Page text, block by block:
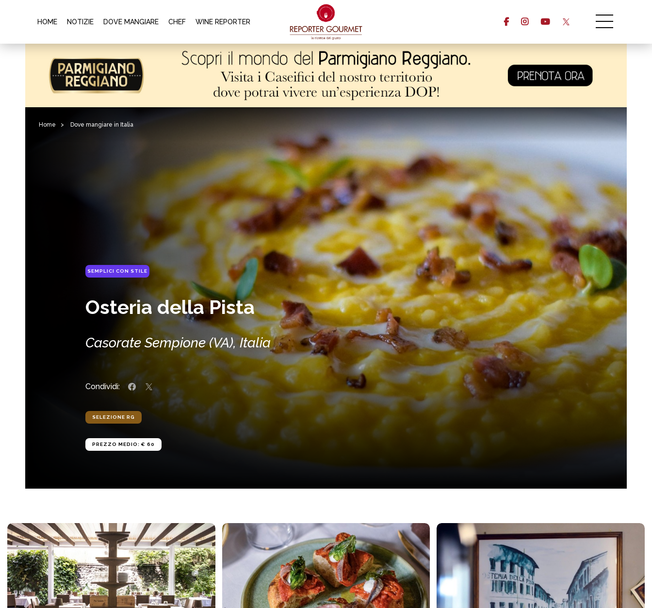
HOME NOTIZIE DOVE MANGIARE CHEF WINE REPORTER
Home > Dove mangiare in Italia
SEMPLICI CON STILE
Osteria della Pista
Casorate Sempione (VA), Italia
Condividi:
SELEZIONE RG
PREZZO MEDIO: € 60